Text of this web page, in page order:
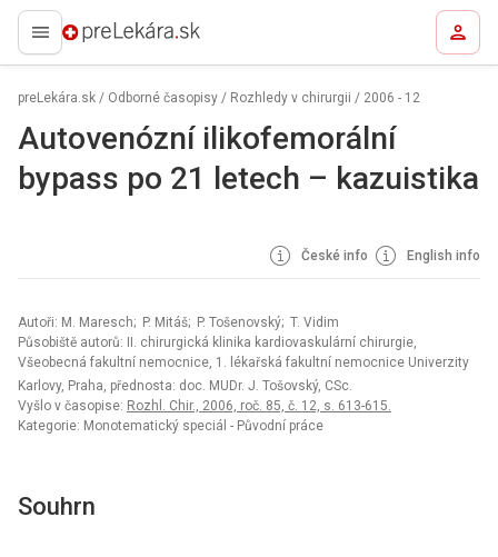
preLekára.sk
preLekára.sk / Odborné časopisy / Rozhledy v chirurgii / 2006 - 12
Autovenózní ilikofemorální
bypass po 21 letech – kazuistika
České info English info
Autoři: M. Maresch; P. Mitáš; P. Tošenovský; T. Vidim
Působiště autorů: II. chirurgická klinika kardiovaskulární chirurgie,
Všeobecná fakultní nemocnice, 1. lékařská fakultní nemocnice Univerzity
Karlovy, Praha, přednosta: doc. MUDr. J. Tošovský, CSc.
Vyšlo v časopise: Rozhl. Chir., 2006, roč. 85, č. 12, s. 613-615.
Kategorie: Monotematický speciál - Původní práce
Souhrn